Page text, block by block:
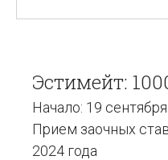
Эстимейт:
Начало: 19
Прием заочных
2024 года